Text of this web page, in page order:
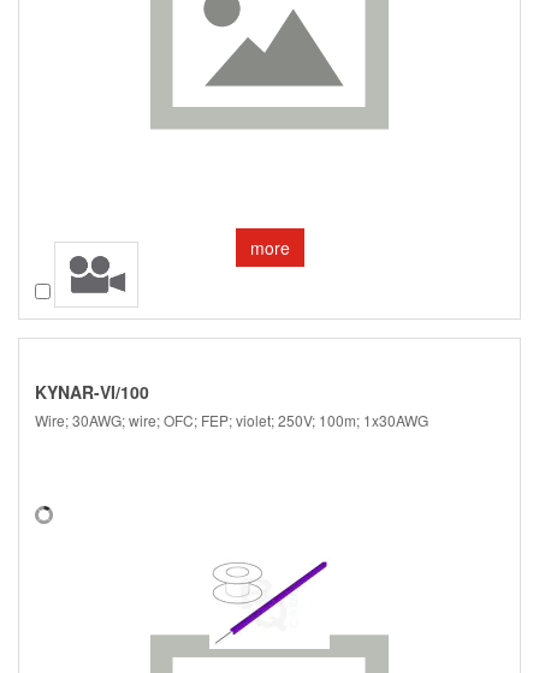
more
Compare
KYNAR-VI/100
Wire; 30AWG; wire; OFC; FEP; violet; 250V; 100m; 1x30AWG